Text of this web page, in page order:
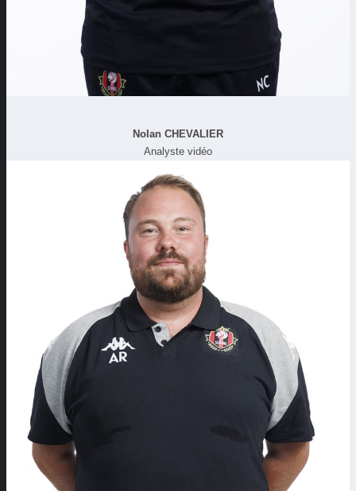
Nolan CHEVALIER
Analyste vidéo